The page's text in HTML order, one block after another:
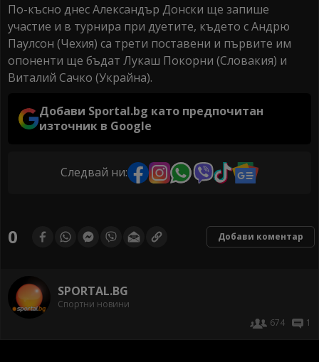
По-късно днес Александър Донски ще запише
участие и в турнира при дуетите, където с Андрю
Паулсон (Чехия) са трети поставени и първите им
опоненти ще бъдат Лукаш Покорни (Словакия) и
Виталий Сачко (Украйна).
Добави Sportal.bg като предпочитан
източник в Google
Следвай ни:
0 Добави коментар
SPORTAL.BG
Спортни новини
674
1